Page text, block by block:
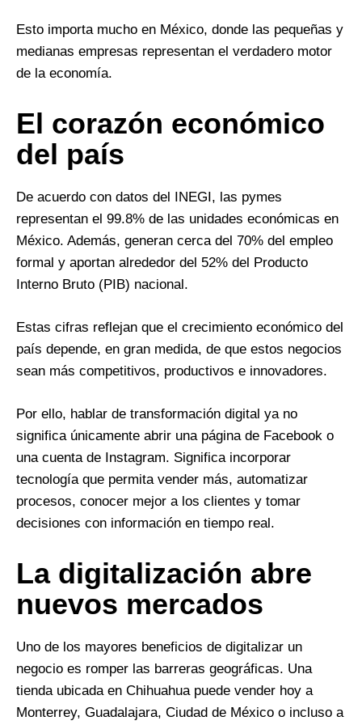
Esto importa mucho en México, donde las pequeñas y
medianas empresas representan el verdadero motor
de la economía.
El corazón económico
del país
De acuerdo con datos del INEGI, las pymes
representan el 99.8% de las unidades económicas en
México. Además, generan cerca del 70% del empleo
formal y aportan alrededor del 52% del Producto
Interno Bruto (PIB) nacional.
Estas cifras reflejan que el crecimiento económico del
país depende, en gran medida, de que estos negocios
sean más competitivos, productivos e innovadores.
Por ello, hablar de transformación digital ya no
significa únicamente abrir una página de Facebook o
una cuenta de Instagram. Significa incorporar
tecnología que permita vender más, automatizar
procesos, conocer mejor a los clientes y tomar
decisiones con información en tiempo real.
La digitalización abre
nuevos mercados
Uno de los mayores beneficios de digitalizar un
negocio es romper las barreras geográficas. Una
tienda ubicada en Chihuahua puede vender hoy a
Monterrey, Guadalajara, Ciudad de México o incluso a